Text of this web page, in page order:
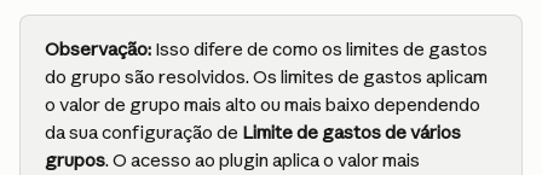
Observação: Isso difere de como os limites de gastos
do grupo são resolvidos. Os limites de gastos aplicam
o valor de grupo mais alto ou mais baixo dependendo
da sua configuração de Limite de gastos de vários
grupos. O acesso ao plugin aplica o valor mais